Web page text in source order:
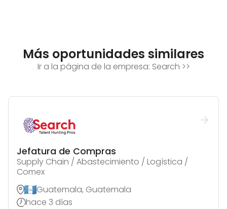
Más oportunidades similares
Ir a la página de la empresa: Search >>
Jefatura de Compras
Supply Chain / Abastecimiento / Logística /
Comex
Guatemala, Guatemala
hace 3 días